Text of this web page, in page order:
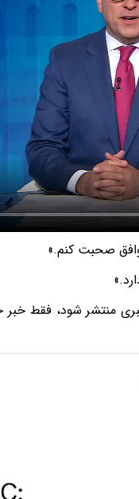
صحبت کنم.»
منتشر شود، فقط